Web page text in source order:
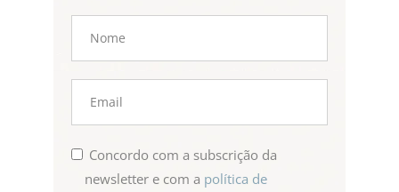
Concordo com a subscrição da
newsletter e com a política de